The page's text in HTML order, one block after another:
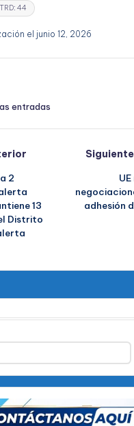
44
el junio 12, 2026
entradas
2
13
Distrito
adhesión